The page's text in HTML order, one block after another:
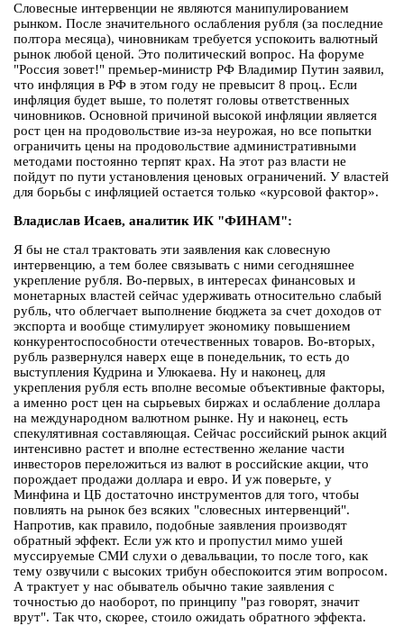
Словесные интервенции не являются манипулированием
рынком. После значительного ослабления рубля (за последние
полтора месяца), чиновникам требуется успокоить валютный
рынок любой ценой. Это политический вопрос. На форуме
"Россия зовет!" премьер-министр РФ Владимир Путин заявил,
что инфляция в РФ в этом году не превысит 8 проц.. Если
инфляция будет выше, то полетят головы ответственных
чиновников. Основной причиной высокой инфляции является
рост цен на продовольствие из-за неурожая, но все попытки
ограничить цены на продовольствие административными
методами постоянно терпят крах. На этот раз власти не
пойдут по пути установления ценовых ограничений. У властей
для борьбы с инфляцией остается только «курсовой фактор».
Владислав Исаев, аналитик ИК "ФИНАМ":
Я бы не стал трактовать эти заявления как словесную
интервенцию, а тем более связывать с ними сегодняшнее
укрепление рубля. Во-первых, в интересах финансовых и
монетарных властей сейчас удерживать относительно слабый
рубль, что облегчает выполнение бюджета за счет доходов от
экспорта и вообще стимулирует экономику повышением
конкурентоспособности отечественных товаров. Во-вторых,
рубль развернулся наверх еще в понедельник, то есть до
выступления Кудрина и Улюкаева. Ну и наконец, для
укрепления рубля есть вполне весомые объективные факторы,
а именно рост цен на сырьевых биржах и ослабление доллара
на международном валютном рынке. Ну и наконец, есть
спекулятивная составляющая. Сейчас российский рынок акций
интенсивно растет и вполне естественно желание части
инвесторов переложиться из валют в российские акции, что
порождает продажи доллара и евро. И уж поверьте, у
Минфина и ЦБ достаточно инструментов для того, чтобы
повлиять на рынок без всяких "словесных интервенций".
Напротив, как правило, подобные заявления производят
обратный эффект. Если уж кто и пропустил мимо ушей
муссируемые СМИ слухи о девальвации, то после того, как
тему озвучили с высоких трибун обеспокоится этим вопросом.
А трактует у нас обыватель обычно такие заявления с
точностью до наоборот, по принципу "раз говорят, значит
врут". Так что, скорее, стоило ожидать обратного эффекта.